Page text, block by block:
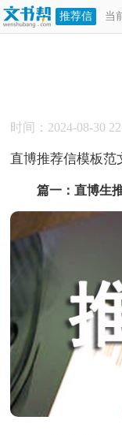
推荐信 当
时间：2024-08-30
直博推荐信模板范
篇一：直博生